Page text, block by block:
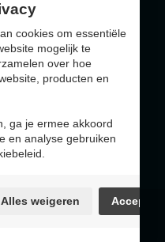
は？
ること
せ
シーポリシー
cookies om essentiële
mogelijk te
over hoe
producten en
ga je ermee akkoord
en analyse gebruiken
Alles weigeren